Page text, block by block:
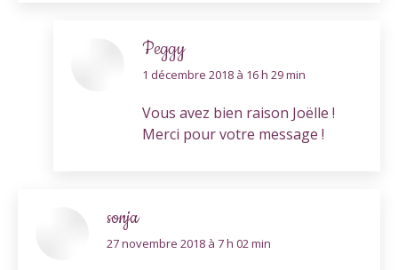
Peggy
dit
1 décembre 2018 à 16 h 29 min
Vous avez bien raison Joëlle !
Merci pour votre message !
sonja
dit
27 novembre 2018 à 7 h 02 min